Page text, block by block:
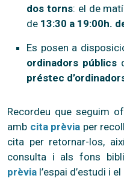
dos torns: el de
de 13:30 a 19:00h.
Es posen a
ordinadors públics
préstec
Recordeu que seguim
amb cita prèvia per
cita per retornar-los,
consulta i als fons
prèvia l’espai d’estudi i